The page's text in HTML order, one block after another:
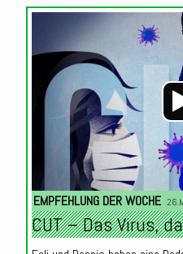
EMPFEHLUNG DER WOCHE
CUT – Das Virus,